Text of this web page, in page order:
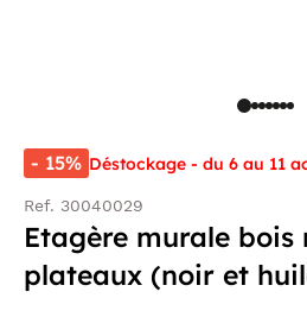
- 15% Déstockage - du 6 au 11
Ref. 30040029
Etagère murale bois
plateaux (noir et